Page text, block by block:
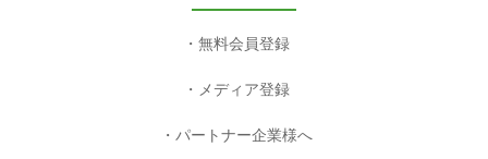
無料会員登録
メディア登録
パートナー企業様へ